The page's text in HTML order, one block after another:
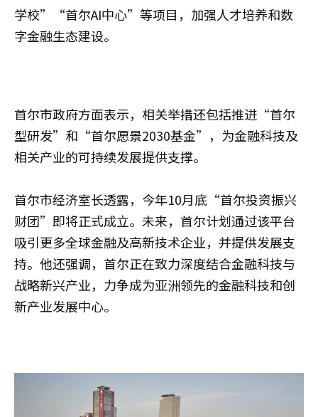
学校”“首尔AI中心”等项目，加强人才培养和数
字金融生态建设。
首尔市政府方面表示，相关举措还包括推进“首尔
型研发”和“首尔愿景2030基金”，为金融科技及
相关产业的可持续发展提供支撑。
首尔市经济室长透露，今年10月底“首尔投资振兴
财团”即将正式成立。未来，首尔计划通过该平台
吸引更多全球金融及高新技术企业，并提供发展支
持。他还强调，首尔正在致力深度结合金融科技与
战略新兴产业，力争成为亚洲领先的金融科技和创
新产业发展中心。